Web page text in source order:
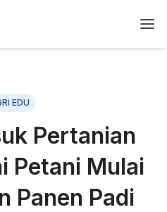
EDU
Pertanian
Petani Mulai
Panen Padi